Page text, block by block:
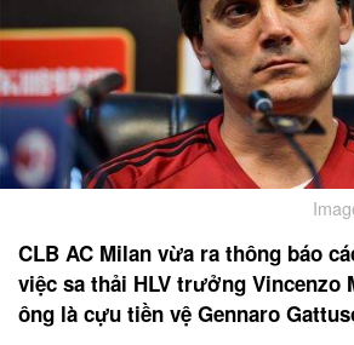
CLB AC Milan vừa ra thông báo
việc sa thải HLV trưởng Vincenzo
ông là cựu tiền vệ Gennaro